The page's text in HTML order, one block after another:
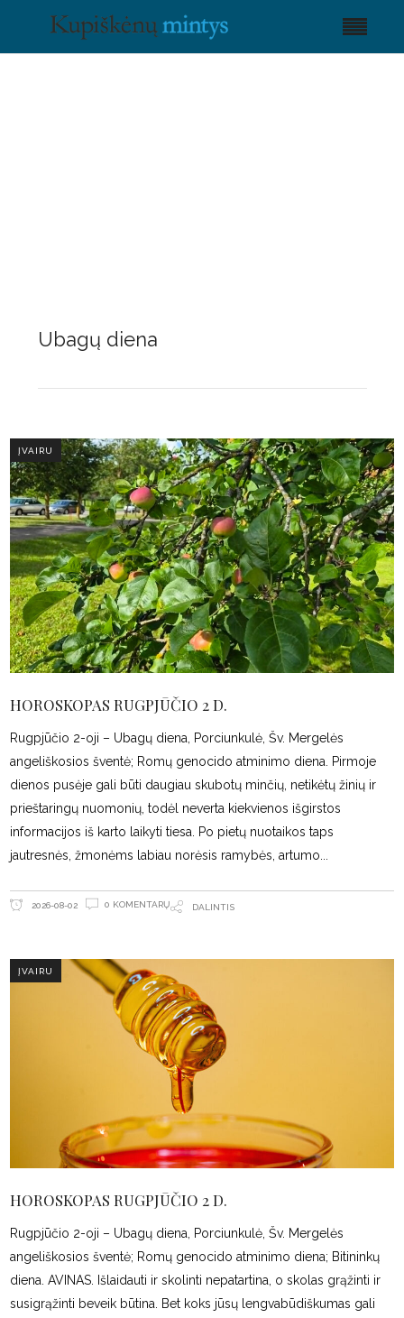
Ubagų diena
ĮVAIRU
HOROSKOPAS RUGPJŪČIO 2 D.
Rugpjūčio 2-oji – Ubagų diena, Porciunkulė, Šv. Mergelės
angeliškosios šventė; Romų genocido atminimo diena. Pirmoje
dienos pusėje gali būti daugiau skubotų minčių, netikėtų žinių ir
prieštaringų nuomonių, todėl neverta kiekvienos išgirstos
informacijos iš karto laikyti tiesa. Po pietų nuotaikos taps
jautresnės, žmonėms labiau norėsis ramybės, artumo
2026-08-02 0 KOMENTARŲ DALINTIS
ĮVAIRU
HOROSKOPAS RUGPJŪČIO 2 D.
Rugpjūčio 2-oji – Ubagų diena, Porciunkulė, Šv. Mergelės
angeliškosios šventė; Romų genocido atminimo diena; Bitininkų
diena. AVINAS. Išlaidauti ir skolinti nepatartina, o skolas grąžinti ir
susigrąžinti beveik būtina. Bet koks jūsų lengvabūdiškumas gali